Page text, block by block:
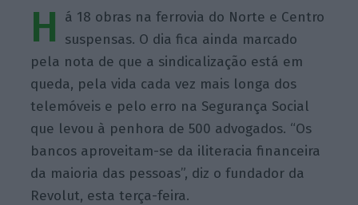
H
á 18 obras na ferrovia do Norte e Centro
suspensas. O dia fica ainda marcado
pela nota de que a sindicalização está em
queda, pela vida cada vez mais longa dos
telemóveis e pelo erro na Segurança Social
que levou à penhora de 500 advogados. “Os
bancos aproveitam-se da iliteracia financeira
da maioria das pessoas”, diz o fundador da
Revolut, esta terça-feira.